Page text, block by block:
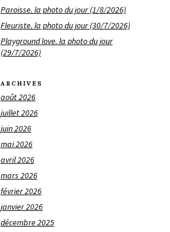
Paroisse. la photo du jour (1/8/2026)
Fleuriste. la photo du jour (30/7/2026)
Playground love. la photo du jour
(29/7/2026)
ARCHIVES
août 2026
juillet 2026
juin 2026
mai 2026
avril 2026
mars 2026
février 2026
janvier 2026
décembre 2025